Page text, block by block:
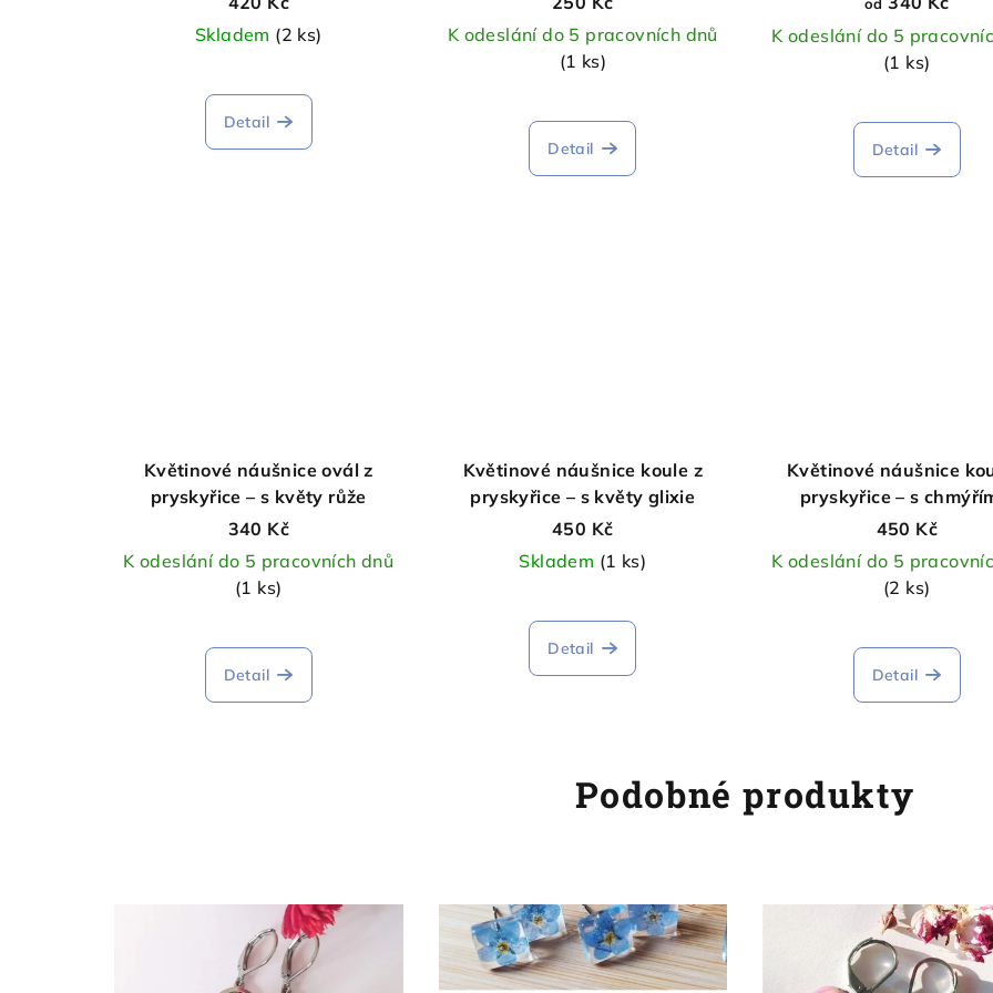
Skladem (2 ks)
Detail
K odeslání do 5 pracovních dnů
(1 ks)
Detail
K odeslání do 5
(1 ks)
hodnocení
produktu
je
Detail
Květinové náušnice ovál z
pryskyřice – s květy růže
340 Kč
K odeslání do 5 pracovních dnů
(1 ks)
Detail
Květinové náušnice koule z
pryskyřice – s květy glixie
450 Kč
Skladem (1 ks)
Detail
Květinové náušnice
pryskyřice – s
pampelišky
450 Kč
K odeslání do 5
(2 ks)
Detail
Podobné produkty